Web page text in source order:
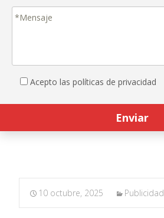
Acepto las políticas de privacidad
10 octubre, 2025 Publicidad